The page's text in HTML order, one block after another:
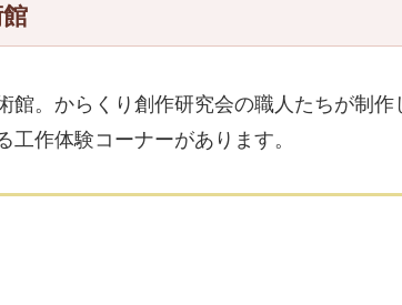
館。からくり創作研究会の職人たちが制作
作体験コーナーがあります。